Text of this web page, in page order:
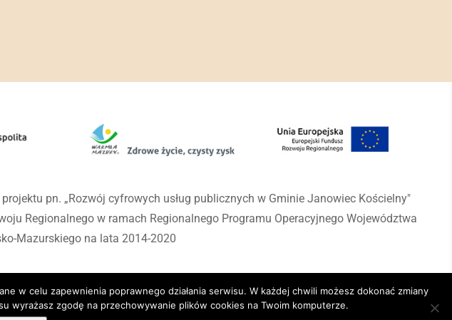
pn. „Rozwój cyfrowych usług publicznych w Gminie Janowiec Kościelny"
Regionalnego w ramach Regionalnego Programu Operacyjnego Województwa
Mazurskiego na lata 2014-2020
w celu zapewnienia poprawnego działania serwisu. W każdej chwili możesz dokonać zmiany
wyrażasz zgodę na przechowywanie plików cookies na Twoim komputerze.